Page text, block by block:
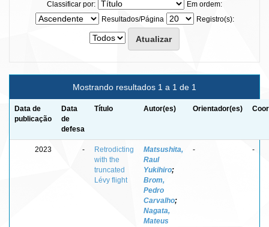
Classificar por:
Em ordem:
Resultados/Página
Registro(s):
Mostrando resultados 1 a 1 de 1
Data de
publicação
Data
de
defesa
Título Autor(es) Orientador(es)
2023 -
Retrodicting
with the
truncated
Lévy flight
Matsushita,
Raul
Yukihiro;
Brom,
Pedro
Carvalho;
Nagata,
Mateus
- -